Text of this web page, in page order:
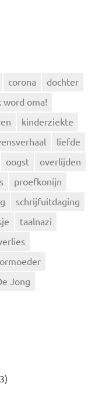
corona
dochter
word oma!
kinderziekte
liefde
oogst
overlijden
proefkonijn
schrijfuitdaging
taalnazi
Jong